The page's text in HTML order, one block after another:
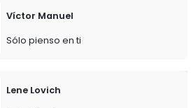
Víctor Manuel
Sólo pienso en ti
Lene Lovich